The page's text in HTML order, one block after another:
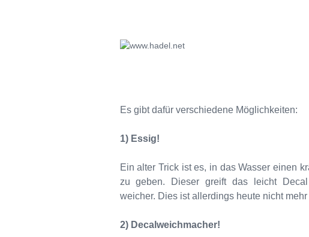
Es gibt dafür verschiedene Möglichkeiten:
1) Essig!
Ein alter Trick ist es, in das Wasser einen
zu geben. Dieser greift das leicht
weicher. Dies ist allerdings heute nicht
2) Decalweichmacher!